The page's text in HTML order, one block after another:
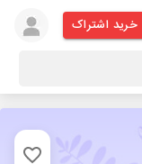
خرید اشتراک